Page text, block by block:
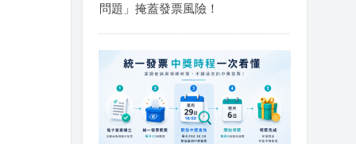
問題」掩蓋發票風險！